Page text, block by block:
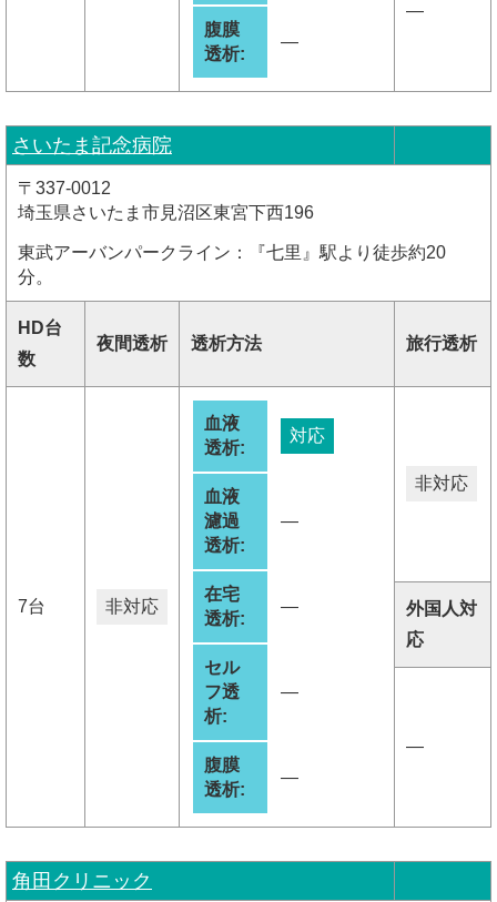
腹膜
透析:
―
―
さいたま記念病院
〒337-0012
埼玉県さいたま市見沼区東宮下西196
東武アーバンパークライン：『七里』駅より徒歩約20
分。
HD台
数
夜間透析 透析方法 旅行透析
7台 非対応
血液
透析:
対応
血液
濾過
透析:
―
在宅
透析:
―
セル
フ透
析:
―
腹膜
透析:
―
非対応
外国人対
応
―
角田クリニック